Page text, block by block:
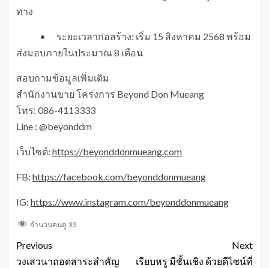
ทาง
• ระยะเวลาก่อสร้าง: เริ่ม 15 สิงหาคม 2568 พร้อม
ส่งมอบภายในประมาณ 8 เดือน
สอบถามข้อมูลเพิ่มเติม
สำนักงานขาย โครงการ Beyond Don Mueang
โทร: 086-4113333
Line : @beyonddm
เว็บไซต์: https://beyonddonmueang.com
FB: https://facebook.com/beyonddonmueang
IG: https://www.instagram.com/beyonddonmueang
จำนวนคนดู 33
Previous
วงเสวนาถอดสาระสำคัญ
Next
เรียบหรู มีชั้นเชิง ด้วยดีไซน์ที่